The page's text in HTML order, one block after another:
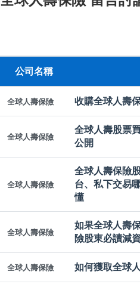
公司名稱
全球人壽保險 收購全球人壽
全球人壽保險
全球人壽股票
公開
全球人壽保險
全球人壽保險
台、私下交易
懂
全球人壽保險
如果全球人壽
險股東必讀減
全球人壽保險 如何獲取全球